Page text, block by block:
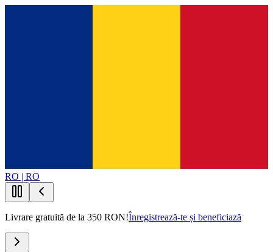
RO | RO
Livrare gratuită de la 350 RON!Înregistrează-te și beneficiază